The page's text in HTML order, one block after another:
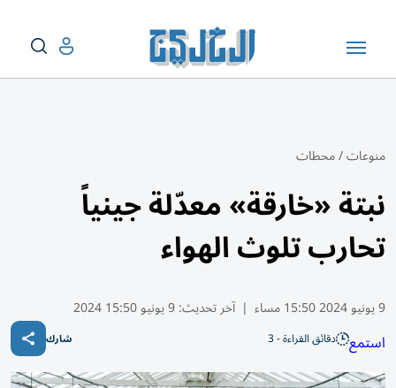
منوعات/محطات
نبتة «خارقة» معدّلة جينياً
تحارب تلوث الهواء
9 يونيو 2024 15:50 مساء | آخر تحديث:9 يونيو 15:50 2024
استمع دقائق القراءة - 3 شارك